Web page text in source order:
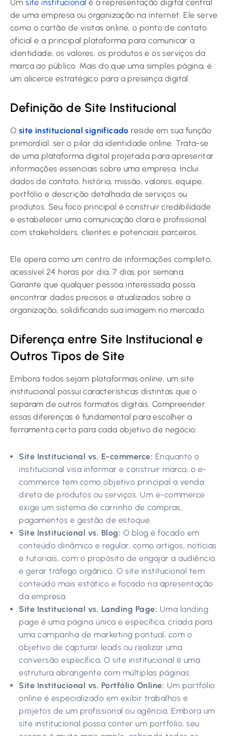
Umsite institucional é a representação digital central
de uma empresa ou organização na internet. Ele serve
como o cartão de visitas online, o ponto de contato
oficial e a principal plataforma para comunicar a
identidade, os valores, os produtos e os serviços da
marca ao público. Mais do que uma simples página, é
um alicerce estratégico para a presença digital.
Definição de Site Institucional
O site institucional significado reside em sua função
primordial: ser o pilar da identidade online. Trata-se
de uma plataforma digital projetada para apresentar
informações essenciais sobre uma empresa. Inclui
dados de contato, história, missão, valores, equipe,
portfólio e descrição detalhada de serviços ou
produtos. Seu foco principal é construir credibilidade
e estabelecer uma comunicação clara e profissional
com stakeholders, clientes e potenciais parceiros.
Ele opera como um centro de informações completo,
acessível 24 horas por dia, 7 dias por semana.
Garante que qualquer pessoa interessada possa
encontrar dados precisos e atualizados sobre a
organização, solidificando sua imagem no mercado.
Diferença entre Site Institucional e
Outros Tipos de Site
Embora todos sejam plataformas online, um site
institucional possui características distintas que o
separam de outros formatos digitais. Compreender
essas diferenças é fundamental para escolher a
ferramenta certa para cada objetivo de negócio:
Site Institucional vs. E-commerce: Enquanto o
institucional visa informar e construir marca, o e-
commerce tem como objetivo principal a venda
direta de produtos ou serviços. Um e-commerce
exige um sistema de carrinho de compras,
pagamentos e gestão de estoque.
Site Institucional vs. Blog: O blog é focado em
conteúdo dinâmico e regular, como artigos, notícias
e tutoriais, com o propósito de engajar a audiência
e gerar tráfego orgânico. O site institucional tem
conteúdo mais estático e focado na apresentação
da empresa.
Site Institucional vs. Landing Page: Uma landing
page é uma página única e específica, criada para
uma campanha de marketing pontual, com o
objetivo de capturar leads ou realizar uma
conversão específica. O site institucional é uma
estrutura abrangente com múltiplas páginas.
Site Institucional vs. Portfólio Online: Um portfólio
online é especializado em exibir trabalhos e
projetos de um profissional ou agência. Embora um
site institucional possa conter um portfólio, seu